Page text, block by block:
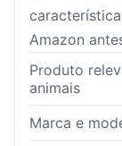
Amazon
Produto
animais
Marca e